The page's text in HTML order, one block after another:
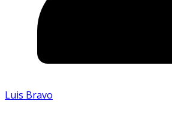
Luis Bravo